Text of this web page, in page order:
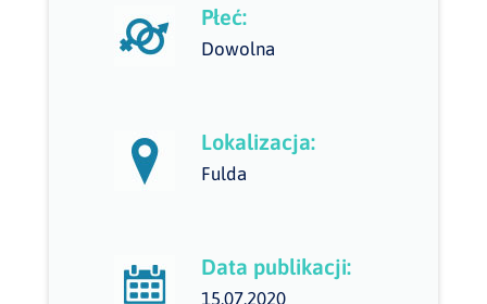
Płeć:
Dowolna
Lokalizacja:
Fulda
Data publikacji:
15.07.2020